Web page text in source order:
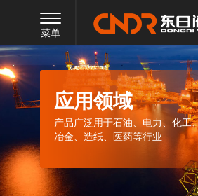
菜单
应用领域
产品广泛用于石油、电力、化工
冶金、造纸、医药等行业